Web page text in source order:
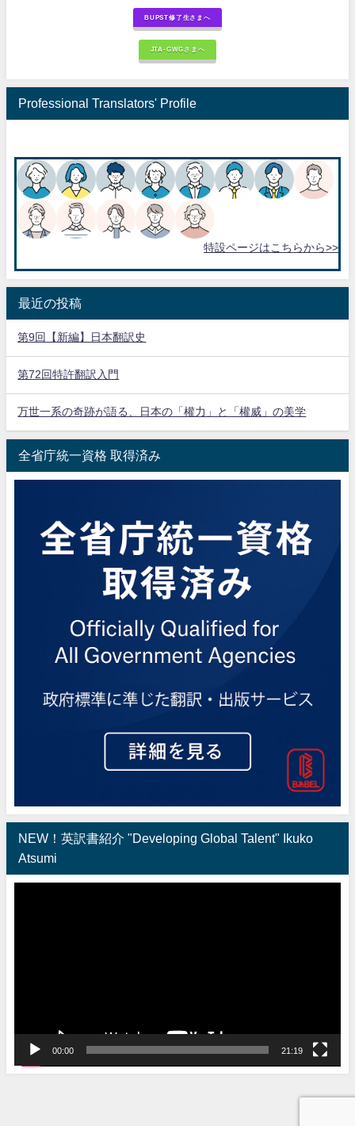
BUPST修了生さまへ
JTA-GWGさまへ
Professional Translators' Profile
特設ページはこちらから>>
最近の投稿
第9回【新編】日本翻訳史
第72回特許翻訳入門
万世一系の奇跡が語る、日本の「權力」と「權威」の美学
全省庁統一資格 取得済み
NEW！英訳書紹介 "Developing Global Talent" Ikuko
Atsumi
00:00 21:19